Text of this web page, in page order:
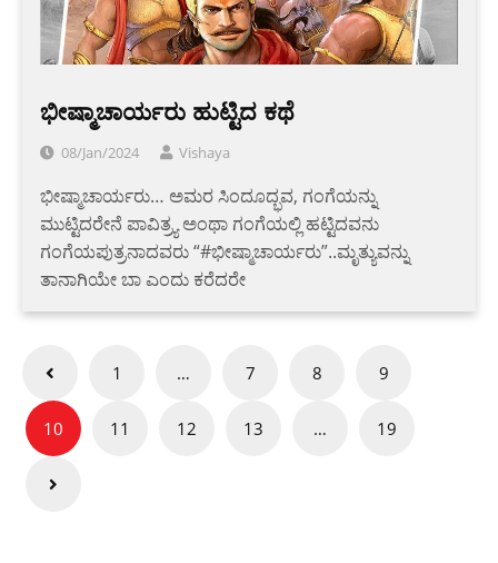
ಭೀಷ್ಮಾಚಾರ್ಯರು ಹುಟ್ಟಿದ ಕಥೆ
08/Jan/2024 Vishaya
ಭೀಷ್ಮಾಚಾರ್ಯರು… ಅಮರ ಸಿಂದೂದ್ಭವ, ಗಂಗೆಯನ್ನು
ಮುಟ್ಟಿದರೇನೆ ಪಾವಿತ್ರ್ಯ ಅಂಥಾ ಗಂಗೆಯಲ್ಲಿ ಹಟ್ಟಿದವನು
ಗಂಗೆಯಪುತ್ರನಾದವರು “#ಭೀಷ್ಮಾಚಾರ್ಯರು”..ಮೃತ್ಯುವನ್ನು
ತಾನಾಗಿಯೇ ಬಾ ಎಂದು ಕರೆದರೇ
Posts
pagination
1 … 7 8 9
10 11 12 13 … 19